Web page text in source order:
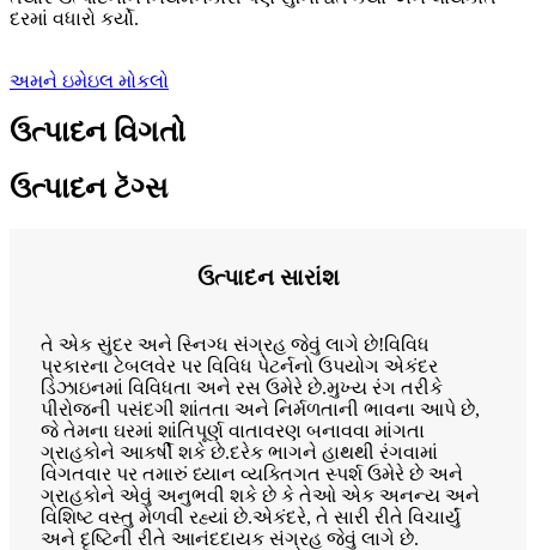
દરમાં વધારો કર્યો.
અમને ઇમેઇલ મોકલો
ઉત્પાદન વિગતો
ઉત્પાદન ટૅગ્સ
ઉત્પાદન સારાંશ
તે એક સુંદર અને સ્નિગ્ધ સંગ્રહ જેવું લાગે છે!વિવિધ
પ્રકારના ટેબલવેર પર વિવિધ પેટર્નનો ઉપયોગ એકંદર
ડિઝાઇનમાં વિવિધતા અને રસ ઉમેરે છે.મુખ્ય રંગ તરીકે
પીરોજની પસંદગી શાંતતા અને નિર્મળતાની ભાવના આપે છે,
જે તેમના ઘરમાં શાંતિપૂર્ણ વાતાવરણ બનાવવા માંગતા
ગ્રાહકોને આકર્ષી શકે છે.દરેક ભાગને હાથથી રંગવામાં
વિગતવાર પર તમારું ધ્યાન વ્યક્તિગત સ્પર્શ ઉમેરે છે અને
ગ્રાહકોને એવું અનુભવી શકે છે કે તેઓ એક અનન્ય અને
વિશિષ્ટ વસ્તુ મેળવી રહ્યાં છે.એકંદરે, તે સારી રીતે વિચાર્યું
અને દૃષ્ટિની રીતે આનંદદાયક સંગ્રહ જેવું લાગે છે.